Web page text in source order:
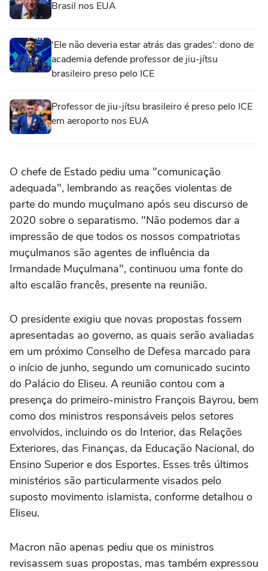
Brasil nos EUA
'Ele não deveria estar atrás das grades': dono de
academia defende professor de jiu-jítsu
brasileiro preso pelo ICE
Professor de jiu-jítsu brasileiro é preso pelo ICE
em aeroporto nos EUA
O chefe de Estado pediu uma "comunicação
adequada", lembrando as reações violentas de
parte do mundo muçulmano após seu discurso de
2020 sobre o separatismo. "Não podemos dar a
impressão de que todos os nossos compatriotas
muçulmanos são agentes de influência da
Irmandade Muçulmana", continuou uma fonte do
alto escalão francês, presente na reunião.
O presidente exigiu que novas propostas fossem
apresentadas ao governo, as quais serão avaliadas
em um próximo Conselho de Defesa marcado para
o início de junho, segundo um comunicado sucinto
do Palácio do Eliseu. A reunião contou com a
presença do primeiro-ministro François Bayrou, bem
como dos ministros responsáveis pelos setores
envolvidos, incluindo os do Interior, das Relações
Exteriores, das Finanças, da Educação Nacional, do
Ensino Superior e dos Esportes. Esses três últimos
ministérios são particularmente visados pelo
suposto movimento islamista, conforme detalhou o
Eliseu.
Macron não apenas pediu que os ministros
revisassem suas propostas, mas também expressou